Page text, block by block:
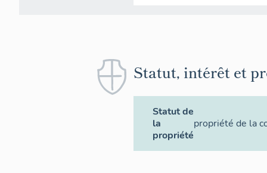
Statut, intérêt et
Statut de
la
propriété
propriété de la